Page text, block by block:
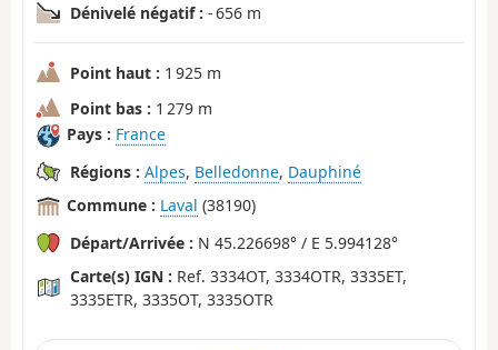
Dénivelé négatif : - 656 m
Point haut : 1 925 m
Point bas : 1 279 m
Pays : France
Régions : Alpes, Belledonne, Dauphiné
Commune : Laval (38190)
Départ/Arrivée : N 45.226698° / E 5.994128°
Carte(s) IGN : Ref. 3334OT, 3334OTR, 3335ET,
3335ETR, 3335OT, 3335OTR